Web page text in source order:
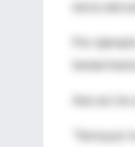
inicio del
Por
tenían
Aun así,
"Sería